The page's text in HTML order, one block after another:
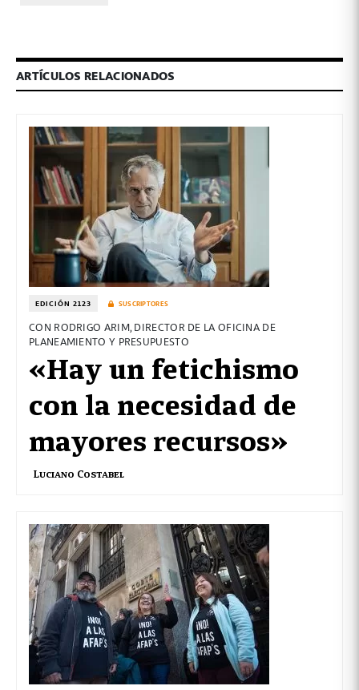
ARTÍCULOS RELACIONADOS
EDICIÓN 2123 SUSCRIPTORES
CON RODRIGO ARIM, DIRECTOR DE LA OFICINA DE
PLANEAMIENTO Y PRESUPUESTO
«Hay un fetichismo
con la necesidad de
mayores recursos»
Luciano Costabel